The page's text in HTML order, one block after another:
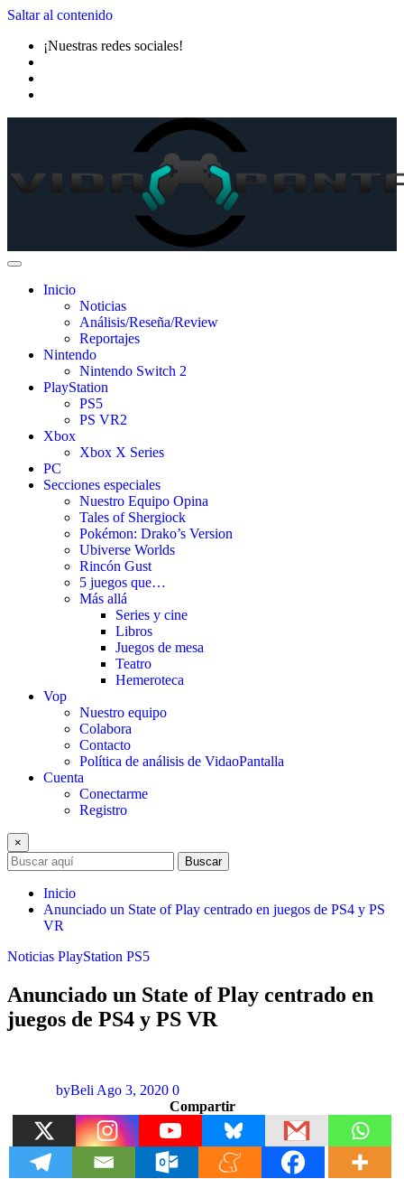
Saltar al contenido
¡Nuestras redes sociales!
Inicio
Noticias
Análisis/Reseña/Review
Reportajes
Nintendo
Nintendo Switch 2
PlayStation
PS5
PS VR2
Xbox
Xbox X Series
PC
Secciones especiales
Nuestro Equipo Opina
Tales of Shergiock
Pokémon: Drako’s Version
Ubiverse Worlds
Rincón Gust
5 juegos que…
Más allá
Series y cine
Libros
Juegos de mesa
Teatro
Hemeroteca
Vop
Nuestro equipo
Colabora
Contacto
Política de análisis de VidaoPantalla
Cuenta
Conectarme
Registro
×
Buscar
Inicio
Anunciado un State of Play centrado en juegos de PS4 y PS
VR
Noticias PlayStation PS5
Anunciado un State of Play centrado en
juegos de PS4 y PS VR
byBeli Ago 3, 2020 0
Compartir